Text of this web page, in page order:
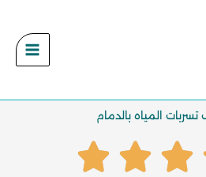
المياه بالدمام